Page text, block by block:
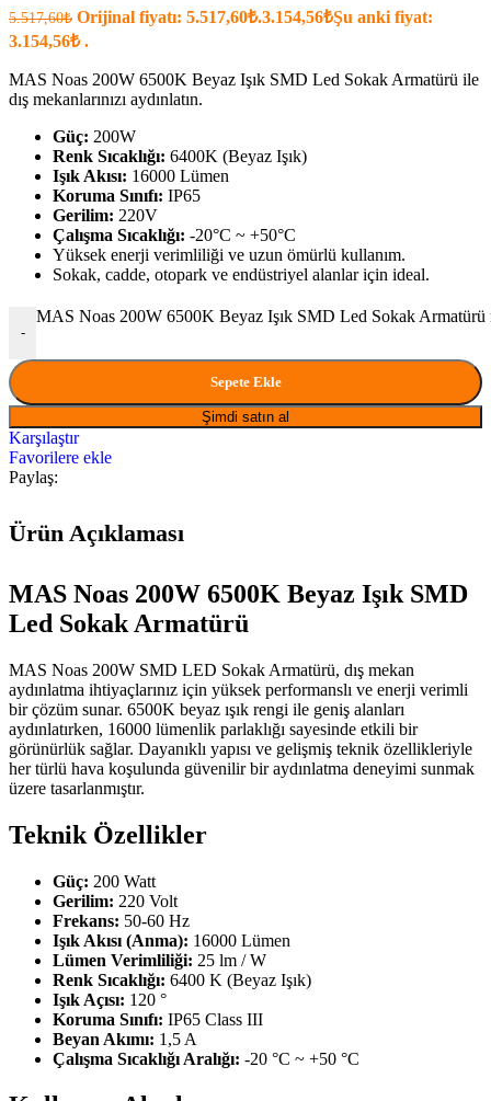
5.517,60₺ Orijinal fiyatı: 5.517,60₺.3.154,56₺Şu anki fiyat:
3.154,56₺ .
MAS Noas 200W 6500K Beyaz Işık SMD Led Sokak Armatürü ile
dış mekanlarınızı aydınlatın.
Güç: 200W
Renk Sıcaklığı: 6400K (Beyaz Işık)
Işık Akısı: 16000 Lümen
Koruma Sınıfı: IP65
Gerilim: 220V
Çalışma Sıcaklığı: -20°C ~ +50°C
Yüksek enerji verimliliği ve uzun ömürlü kullanım.
Sokak, cadde, otopark ve endüstriyel alanlar için ideal.
-
MAS Noas 200W 6500K Beyaz Işık SMD Led Sokak Armatürü
Sepete Ekle
Şimdi satın al
Karşılaştır
Favorilere ekle
Paylaş:
Ürün Açıklaması
MAS Noas 200W 6500K Beyaz Işık SMD
Led Sokak Armatürü
MAS Noas 200W SMD LED Sokak Armatürü, dış mekan
aydınlatma ihtiyaçlarınız için yüksek performanslı ve enerji verimli
bir çözüm sunar. 6500K beyaz ışık rengi ile geniş alanları
aydınlatırken, 16000 lümenlik parlaklığı sayesinde etkili bir
görünürlük sağlar. Dayanıklı yapısı ve gelişmiş teknik özellikleriyle
her türlü hava koşulunda güvenilir bir aydınlatma deneyimi sunmak
üzere tasarlanmıştır.
Teknik Özellikler
Güç: 200 Watt
Gerilim: 220 Volt
Frekans: 50-60 Hz
Işık Akısı (Anma): 16000 Lümen
Lümen Verimliliği: 25 lm / W
Renk Sıcaklığı: 6400 K (Beyaz Işık)
Işık Açısı: 120 °
Koruma Sınıfı: IP65 Class III
Beyan Akımı: 1,5 A
Çalışma Sıcaklığı Aralığı: -20 °C ~ +50 °C